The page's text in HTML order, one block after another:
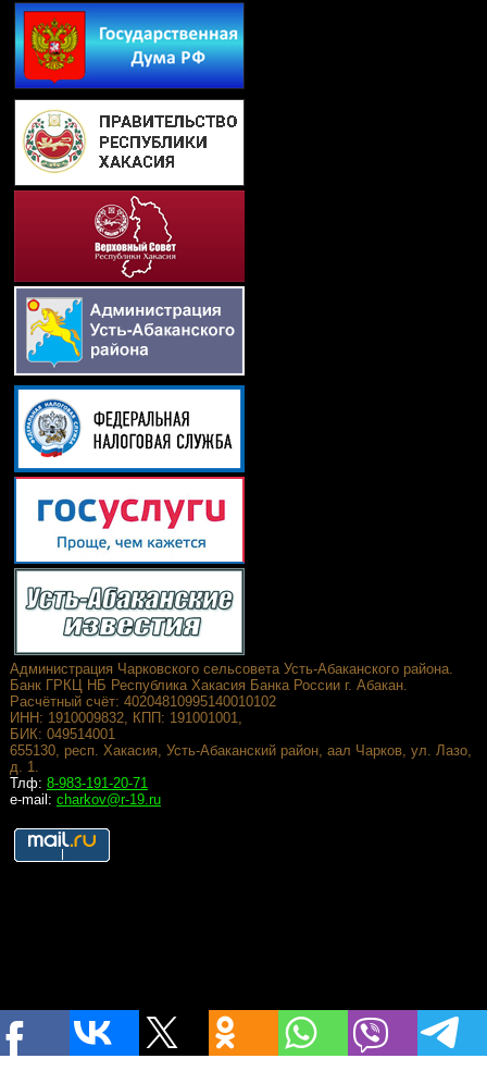
Администрация Чарковского сельсовета Усть-Абаканского района.
Банк ГРКЦ НБ Республика Хакасия Банка России г. Абакан.
Расчётный счёт: 40204810995140010102
ИНН: 1910009832, КПП: 191001001,
БИК: 049514001
655130, респ. Хакасия, Усть-Абаканский район, аал Чарков, ул. Лазо,
д. 1.
Тлф: 8-983-191-20-71
e-mail: charkov@r-19.ru